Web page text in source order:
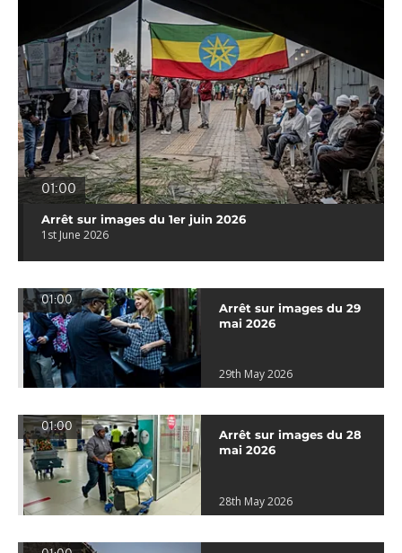
01:00
Arrêt sur images du 1er juin 2026
1st June 2026
01:00
Arrêt sur images du 29
mai 2026
29th May 2026
01:00
Arrêt sur images du 28
mai 2026
28th May 2026